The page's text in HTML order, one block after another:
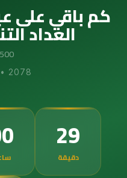
العداد
1500
• 2078
29
دقيقة